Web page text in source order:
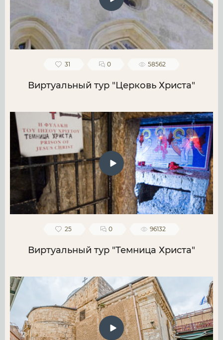
31 0 58562
Виртуальный тур "Церковь Христа"
25 0 96132
Виртуальный тур "Темница Христа"